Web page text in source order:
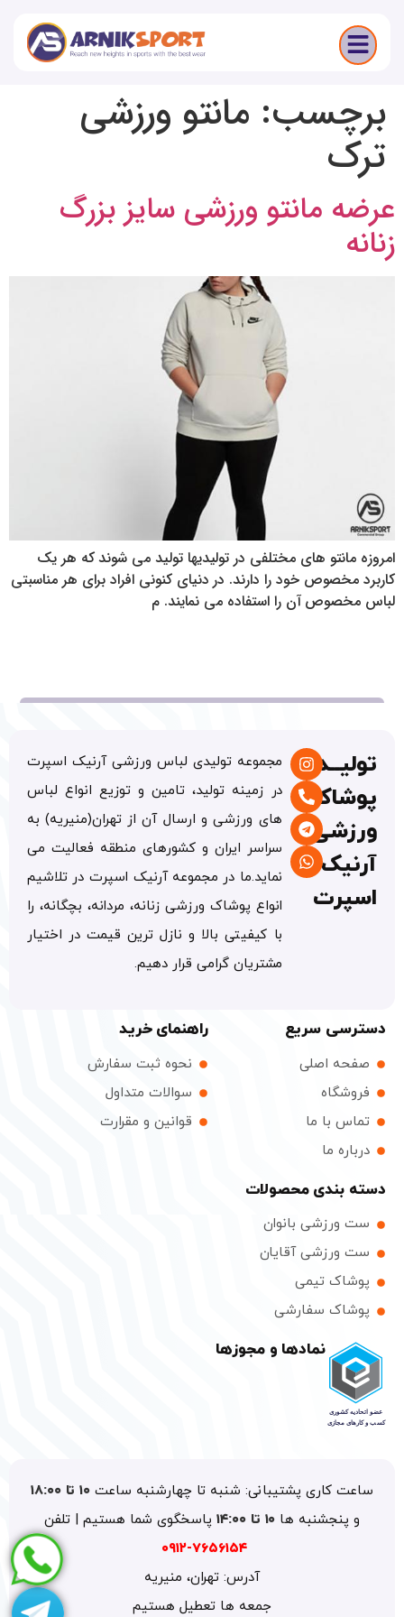
برچسب: مانتو ورزشی
ترک
عرضه مانتو ورزشی سایز بزرگ
زنانه
امروزه مانتو های مختلفی در تولیدیها تولید می شوند که هر یک
کاربرد مخصوص خود را دارند. در دنیای کنونی افراد برای هر مناسبتی
لباس مخصوص آن را استفاده می نمایند. م
تولیــدی
پوشاک
ورزشی
آرنیک
اسپرت
مجموعه تولیدی لباس ورزشی آرنیک اسپرت
در زمینه تولید، تامین و توزیع انواع لباس
های ورزشی و ارسال آن از تهران(منیریه) به
سراسر ایران و کشورهای منطقه فعالیت می
نماید.ما در مجموعه آرنیک اسپرت در تلاشیم
انواع پوشاک ورزشی زنانه، مردانه، بچگانه، را
با کیفیتی بالا و نازل ترین قیمت در اختیار
مشتریان گرامی قرار دهیم.
دسترسی سریع
صفحه اصلی
فروشگاه
تماس با ما
درباره ما
راهنمای خرید
نحوه ثبت سفارش
سوالات متداول
قوانین و مقرارت
دسته بندی محصولات
ست ورزشی بانوان
ست ورزشی آقایان
پوشاک تیمی
پوشاک سفارشی
نمادها و مجوزها
ساعت کاری پشتیبانی: شنبه تا چهارشنبه ساعت ۱۰ تا ۱۸:۰۰
و پنجشنبه ها ۱۰ تا ۱۴:۰۰
پاسخگوی شما هستیم | تلفن
۷۶۵۶۱۵۴-۰۹۱۲
آدرس: تهران، منیریه
جمعه ها تعطیل هستیم